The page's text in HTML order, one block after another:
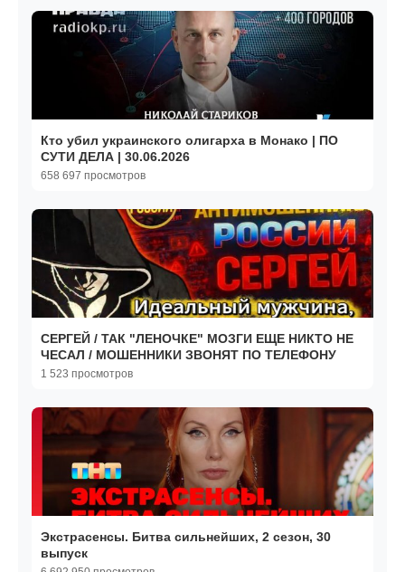
Кто убил украинского олигарха в Монако | ПО
СУТИ ДЕЛА | 30.06.2026
658 697 просмотров
СЕРГЕЙ / ТАК "ЛЕНОЧКЕ" МОЗГИ ЕЩЕ НИКТО НЕ
ЧЕСАЛ / МОШЕННИКИ ЗВОНЯТ ПО ТЕЛЕФОНУ
1 523 просмотров
Экстрасенсы. Битва сильнейших, 2 сезон, 30
выпуск